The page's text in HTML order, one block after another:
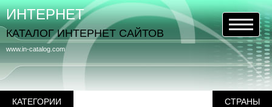
КАТЕГОРИИ СТРАНЫ
www.in-catalog.com
ИНТЕРНЕТ
КАТАЛОГ ИНТЕРНЕТ САЙТОВ